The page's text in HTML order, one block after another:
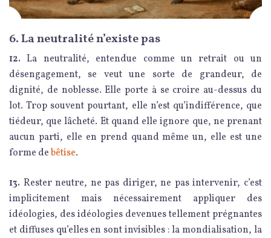
6. La neutralité n’existe pas
12. La neutralité, entendue comme un retrait ou un
désengagement, se veut une sorte de grandeur, de
dignité, de noblesse. Elle porte à se croire au-dessus du
lot. Trop souvent pourtant, elle n’est qu’indifférence, que
tiédeur, que lâcheté. Et quand elle ignore que, ne prenant
aucun parti, elle en prend quand même un, elle est une
forme debêtise.
13. Rester neutre, ne pas diriger, ne pas intervenir, c’est
implicitement mais nécessairement appliquer des
idéologies, des idéologies devenues tellement prégnantes
et diffuses qu’elles en sont invisibles : la mondialisation, la